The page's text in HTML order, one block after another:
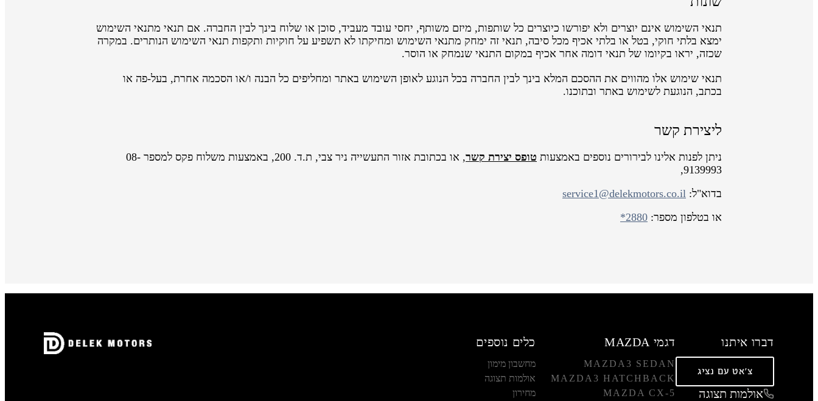
תנאי השימוש אינם יוצרים ולא יפורשו כיוצרים כל שותפות, מיזם משותף, יחסי עובד מעביד, סוכן או שלוח בינך לבין החברה. אם תנאי מתנאי השימוש
ימצא בלתי חוקי, בטל או בלתי אכיף מכל סיבה, תנאי זה ימחק מתנאי השימוש ומחיקתו לא תשפיע על חוקיות ותקפות תנאי השימוש הנותרים. במקרה
שכזה, יראו בקיומו של תנאי דומה אחר אכיף במקום התנאי שנמחק או הוסר.
תנאי שימוש אלו מהווים את ההסכם המלא בינך לבין החברה בכל הנוגע לאופן השימוש באתר ומחליפים כל הבנה ו/או הסכמה אחרת, בעל-פה או
בכתב, הנוגעת לשימוש באתר ובתוכנו.
ליצירת קשר
ניתן לפנות אלינו לבירורים נוספים באמצעות טופס יצירת קשר
, או בכתובת אזור התעשייה ניר צבי, ת.ד. 200, באמצעות משלוח פקס למספר 08-
9139993,
בדוא"ל: service1@delekmotors.co.il
או בטלפון מספר: *2880
דברו איתנו
צ'אט עם נציג
אולמות תצוגה
דגמי MAZDA
MAZDA3 SEDAN
MAZDA3 HATCHBACK
MAZDA CX-5
כלים נוספים
מחשבון מימון
אולמות תצוגה
מחירון